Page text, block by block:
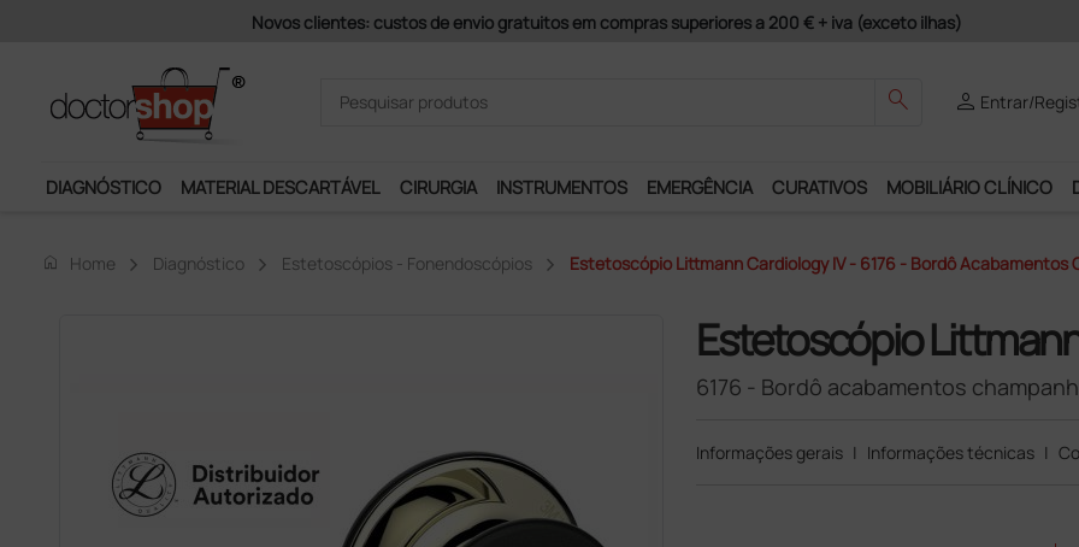
Pagamentos Seguros e Garantia de Satisfação!
search person Entrar/
DIAGNÓSTICO MATERIAL DESCARTÁVEL CIRURGIA INSTRUMENTOS EMERGÊNCIA CURATIVOS MOBILIÁRIO CLÍNICO
home Home Diagnóstico Estetoscópios - Fonendoscópios Estetoscópio Littmann Cardiology IV - 6176 - Bordô Acabamentos
Estetoscópio
6176 - Bordô acabamentos
Informações gerais | Informações técnicas |